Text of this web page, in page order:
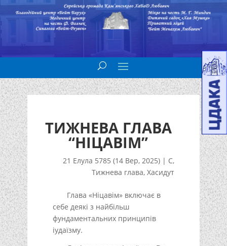
ТИЖНЕВА ГЛАВА
“НІЦАВІМ”
21 Елула 5785 (14 Вер, 2025) | С,
Тижнева глава,Хасидут
Глава «Ніцавім» включає в
себе деякі з найбільш
фундаментальних принципів
іудаїзму.